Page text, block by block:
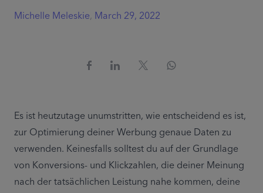
Michelle Meleskie, March 29, 2022
Es ist heutzutage unumstritten, wie entscheidend es ist,
zur Optimierung deiner Werbung genaue Daten zu
verwenden. Keinesfalls solltest du auf der Grundlage
von Konversions- und Klickzahlen, die deiner Meinung
nach der tatsächlichen Leistung nahe kommen, deine